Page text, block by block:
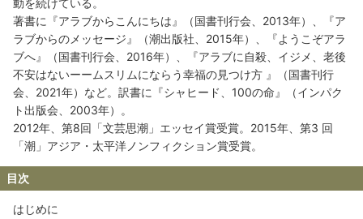
動を続けている。
著書に『アラブからこんにちは』（国書刊行会、2013年）、『ア
ラブからのメッセージ』（潮出版社、2015年）、『ようこぞアラ
ブへ』（国書刊行会、2016年）、『アラブに自殺、イジメ、老後
不安はないーームスリムにならう幸福の見つけ方 』（国書刊行
会、2021年）など。訳書に『シャヒード、100の命』（インパク
ト出版会、2003年）。
2012年、第8回「文芸思潮」エッセイ賞受賞。2015年、第3 回
「潮」アジア・太平洋ノンフィクション賞受賞。
目次
はじめに